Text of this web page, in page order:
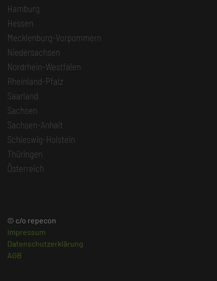
Hamburg
Hessen
Mecklenburg-Vorpommern
Niedersachsen
Nordrhein-Westfalen
Rheinland-Pfalz
Saarland
Sachsen
Sachsen-Anhalt
Schleswig-Holstein
Thüringen
Österreich
© c/o repecon
Impressum
Datenschutzerklärung
AGB